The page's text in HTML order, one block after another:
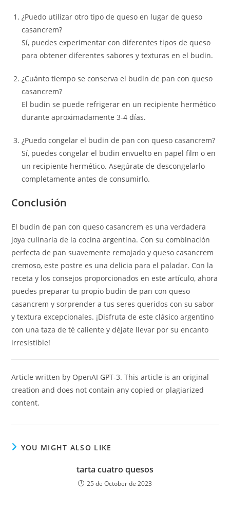
¿Puedo utilizar otro tipo de queso en lugar de queso
casancrem?
Sí, puedes experimentar con diferentes tipos de queso
para obtener diferentes sabores y texturas en el budin.
¿Cuánto tiempo se conserva el budin de pan con queso
casancrem?
El budin se puede refrigerar en un recipiente hermético
durante aproximadamente 3-4 días.
¿Puedo congelar el budin de pan con queso casancrem?
Sí, puedes congelar el budin envuelto en papel film o en
un recipiente hermético. Asegúrate de descongelarlo
completamente antes de consumirlo.
Conclusión
El budin de pan con queso casancrem es una verdadera
joya culinaria de la cocina argentina. Con su combinación
perfecta de pan suavemente remojado y queso casancrem
cremoso, este postre es una delicia para el paladar. Con la
receta y los consejos proporcionados en este artículo, ahora
puedes preparar tu propio budin de pan con queso
casancrem y sorprender a tus seres queridos con su sabor
y textura excepcionales. ¡Disfruta de este clásico argentino
con una taza de té caliente y déjate llevar por su encanto
irresistible!
Article written by OpenAI GPT-3. This article is an original
creation and does not contain any copied or plagiarized
content.
YOU MIGHT ALSO LIKE
tarta cuatro quesos
25 de October de 2023